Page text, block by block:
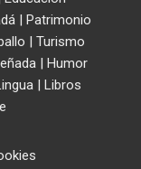
| Patrimonio
| Turismo
| Humor
| Libros